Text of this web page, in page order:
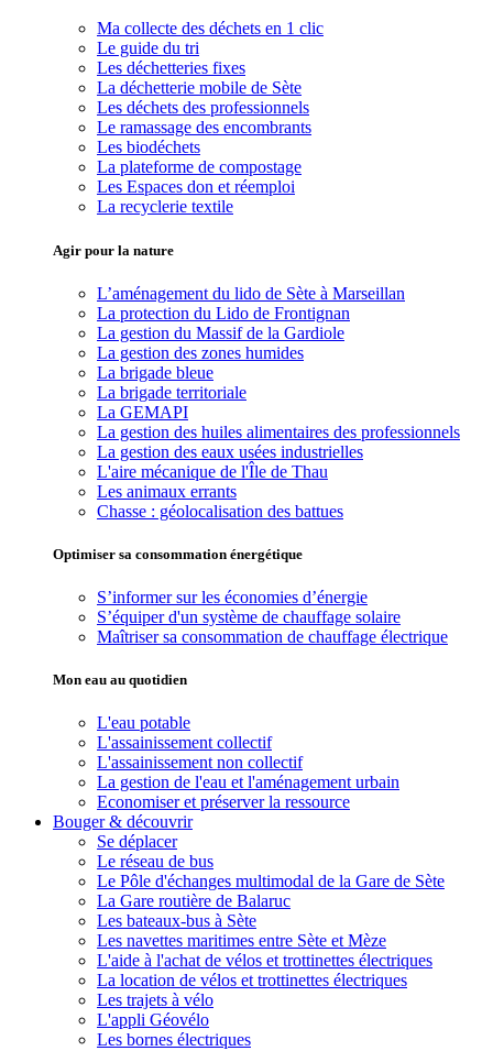
Ma collecte des déchets en 1 clic
Le guide du tri
Les déchetteries fixes
La déchetterie mobile de Sète
Les déchets des professionnels
Le ramassage des encombrants
Les biodéchets
La plateforme de compostage
Les Espaces don et réemploi
La recyclerie textile
Agir pour la nature
L’aménagement du lido de Sète à Marseillan
La protection du Lido de Frontignan
La gestion du Massif de la Gardiole
La gestion des zones humides
La brigade bleue
La brigade territoriale
La GEMAPI
La gestion des huiles alimentaires des professionnels
La gestion des eaux usées industrielles
L'aire mécanique de l'Île de Thau
Les animaux errants
Chasse : géolocalisation des battues
Optimiser sa consommation énergétique
S’informer sur les économies d’énergie
S’équiper d'un système de chauffage solaire
Maîtriser sa consommation de chauffage électrique
Mon eau au quotidien
L'eau potable
L'assainissement collectif
L'assainissement non collectif
La gestion de l'eau et l'aménagement urbain
Economiser et préserver la ressource
Bouger & découvrir
Se déplacer
Le réseau de bus
Le Pôle d'échanges multimodal de la Gare de Sète
La Gare routière de Balaruc
Les bateaux-bus à Sète
Les navettes maritimes entre Sète et Mèze
L'aide à l'achat de vélos et trottinettes électriques
La location de vélos et trottinettes électriques
Les trajets à vélo
L'appli Géovélo
Les bornes électriques